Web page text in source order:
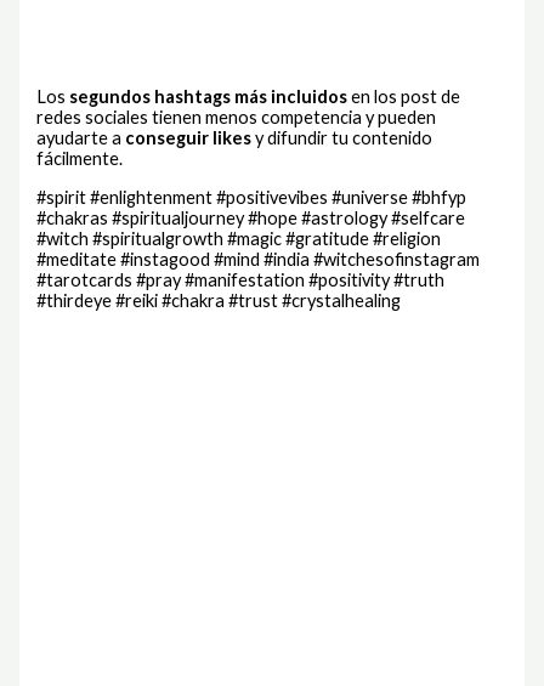
Los segundos hashtags más incluidosen los post de
redes sociales tienen menos competencia y pueden
ayudarte a conseguir likesy difundir tu contenido
fácilmente.
#spirit #enlightenment #positivevibes #universe #bhfyp
#chakras #spiritualjourney #hope #astrology #selfcare
#witch #spiritualgrowth #magic #gratitude #religion
#meditate #instagood #mind #india #witchesofinstagram
#tarotcards #pray #manifestation #positivity #truth
#thirdeye #reiki #chakra #trust #crystalhealing